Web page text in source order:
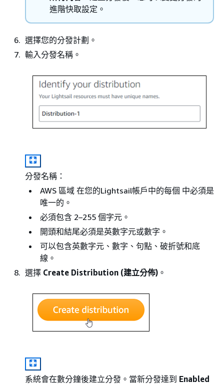
進階快取設定。
選擇您的分發計劃。
輸入分發名稱。
分發名稱：
AWS 區域 在您的Lightsail帳戶中的每個 中必須是
唯一的。
必須包含 2–255 個字元。
開頭和結尾必須是英數字元或數字。
可以包含英數字元、數字、句點、破折號和底
線。
選擇 Create Distribution (建立分佈) 。
系統會在數分鐘後建立分發。當新分發達到 Enabled